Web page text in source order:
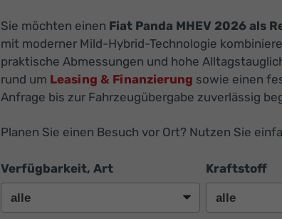
Sie möchten einen Fiat Panda MHEV 2026 als
mit moderner Mild-Hybrid-Technologie
praktische Abmessungen und hohe
rund um Leasing & Finanzierung sowie einen
Anfrage bis zur Fahrzeugübergabe zuverlässig
Planen Sie einen Besuch vor Ort? Nutzen Sie
Verfügbarkeit, Art Kraftstoff